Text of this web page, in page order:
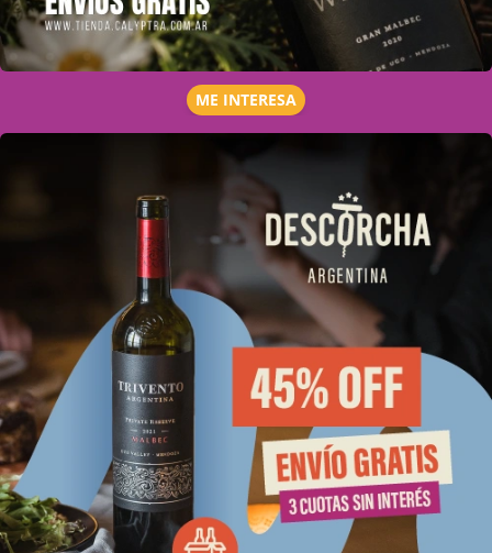
ME INTERESA